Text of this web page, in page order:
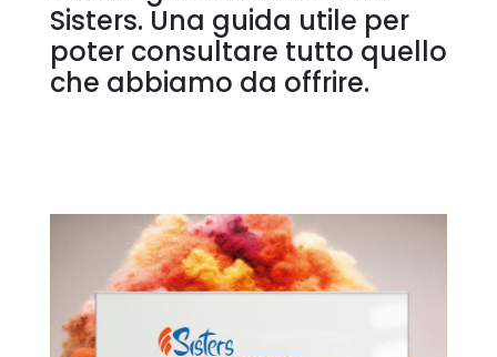
Sisters. Una guida utile per
poter consultare tutto quello
che abbiamo da offrire.